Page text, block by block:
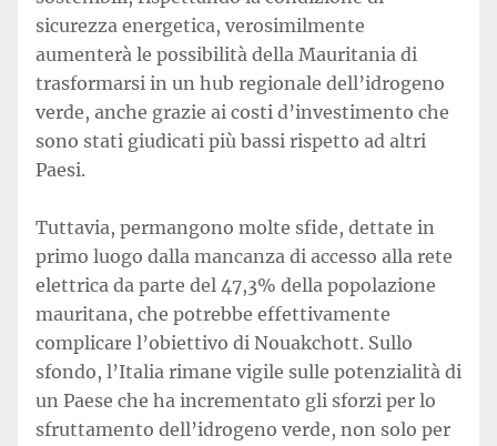
sicurezza energetica, verosimilmente
aumenterà le possibilità della Mauritania di
trasformarsi in un hub regionale dell’idrogeno
verde, anche grazie ai costi d’investimento che
sono stati giudicati più bassi rispetto ad altri
Paesi.
Tuttavia, permangono molte sfide, dettate in
primo luogo dalla mancanza di accesso alla rete
elettrica da parte del 47,3% della popolazione
mauritana, che potrebbe effettivamente
complicare l’obiettivo di Nouakchott. Sullo
sfondo, l’Italia rimane vigile sulle potenzialità di
un Paese che ha incrementato gli sforzi per lo
sfruttamento dell’idrogeno verde, non solo per